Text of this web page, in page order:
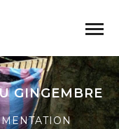
GINGEMBRE